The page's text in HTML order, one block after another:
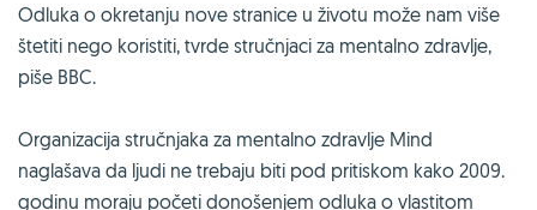
Odluka o okretanju nove stranice u životu može nam više
štetiti nego koristiti, tvrde stručnjaci za mentalno zdravlje,
piše BBC.
Organizacija stručnjaka za mentalno zdravlje Mind
naglašava da ljudi ne trebaju biti pod pritiskom kako 2009.
godinu moraju početi donošenjem odluka o vlastitom